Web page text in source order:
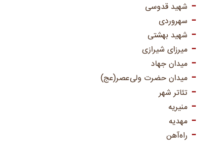
شهید قدوسی
سهروردی
شهید بهشتی
میرزای شیرازی
میدان جهاد
میدان حضرت ولی‌عصر(عج)
تئاتر شهر
منیریه
مهدیه
راه‌آهن